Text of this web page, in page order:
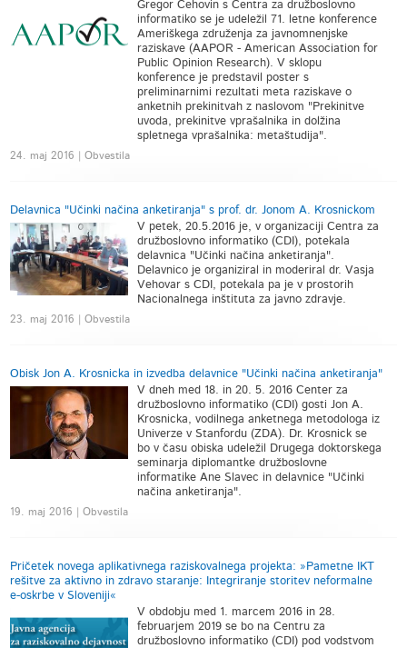
Gregor Čehovin s Centra za družboslovno
informatiko se je udeležil 71. letne konference
Ameriškega združenja za javnomnenjske
raziskave (AAPOR - American Association for
Public Opinion Research). V sklopu
konference je predstavil poster s
preliminarnimi rezultati meta raziskave o
anketnih prekinitvah z naslovom "Prekinitve
uvoda, prekinitve vprašalnika in dolžina
spletnega vprašalnika: metaštudija".
24. maj 2016 | Obvestila
Delavnica "Učinki načina anketiranja" s prof. dr. Jonom A. Krosnickom
V petek, 20.5.2016 je, v organizaciji Centra za
družboslovno informatiko (CDI), potekala
delavnica "Učinki načina anketiranja".
Delavnico je organiziral in moderiral dr. Vasja
Vehovar s CDI, potekala pa je v prostorih
Nacionalnega inštituta za javno zdravje.
23. maj 2016 | Obvestila
Obisk Jon A. Krosnicka in izvedba delavnice "Učinki načina anketiranja"
V dneh med 18. in 20. 5. 2016 Center za
družboslovno informatiko (CDI) gosti Jon A.
Krosnicka, vodilnega anketnega metodologa iz
Univerze v Stanfordu (ZDA). Dr. Krosnick se
bo v času obiska udeležil Drugega doktorskega
seminarja diplomantke družboslovne
informatike Ane Slavec in delavnice "Učinki
načina anketiranja".
19. maj 2016 | Obvestila
Pričetek novega aplikativnega raziskovalnega projekta: »Pametne IKT
rešitve za aktivno in zdravo staranje: Integriranje storitev neformalne
e-oskrbe v Sloveniji«
V obdobju med 1. marcem 2016 in 28.
februarjem 2019 se bo na Centru za
družboslovno informatiko (CDI) pod vodstvom